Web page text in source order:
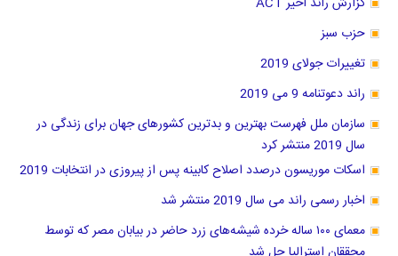
حزب سبز
تغییرات جولای 2019
راند دعوتنامه 9 می 2019
سازمان ملل فهرست بهترین و بدترین کشور‌های جهان برای زندگی در
سال 2019 منتشر کرد
اسکات موریسون درصدد اصلاح کابینه پس از پیروزی در انتخابات 2019
اخبار رسمی راند می سال 2019 منتشر شد
معمای ۱۰۰ ساله خرده شیشه‌های زرد حاضر در بیابان مصر که توسط
محققان استرالیا حل شد